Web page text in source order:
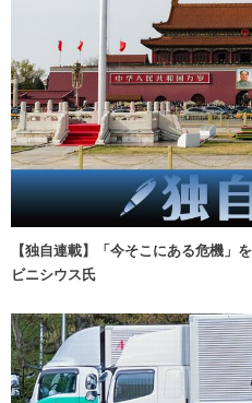
【独自連載】「今そこにある危機
ビニシウス氏